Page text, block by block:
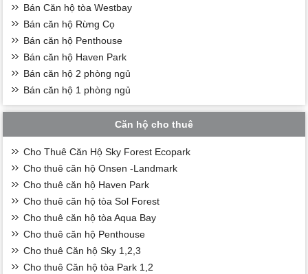
Bán Căn hộ tòa Westbay
Bán căn hộ Rừng Cọ
Bán căn hộ Penthouse
Bán căn hộ Haven Park
Bán căn hộ 2 phòng ngủ
Bán căn hộ 1 phòng ngủ
Căn hộ cho thuê
Cho Thuê Căn Hộ Sky Forest Ecopark
Cho thuê căn hộ Onsen -Landmark
Cho thuê căn hộ Haven Park
Cho thuê căn hộ tòa Sol Forest
Cho thuê căn hộ tòa Aqua Bay
Cho thuê căn hộ Penthouse
Cho thuê Căn hộ Sky 1,2,3
Cho thuê Căn hộ tòa Park 1,2